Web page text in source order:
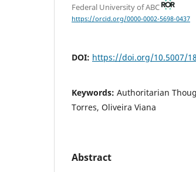
Federal University of ABC
https://orcid.org/0000-0002-5698-0437
DOI: https://doi.org/10.5007/
Keywords: Authoritarian
Torres, Oliveira Viana
Abstract